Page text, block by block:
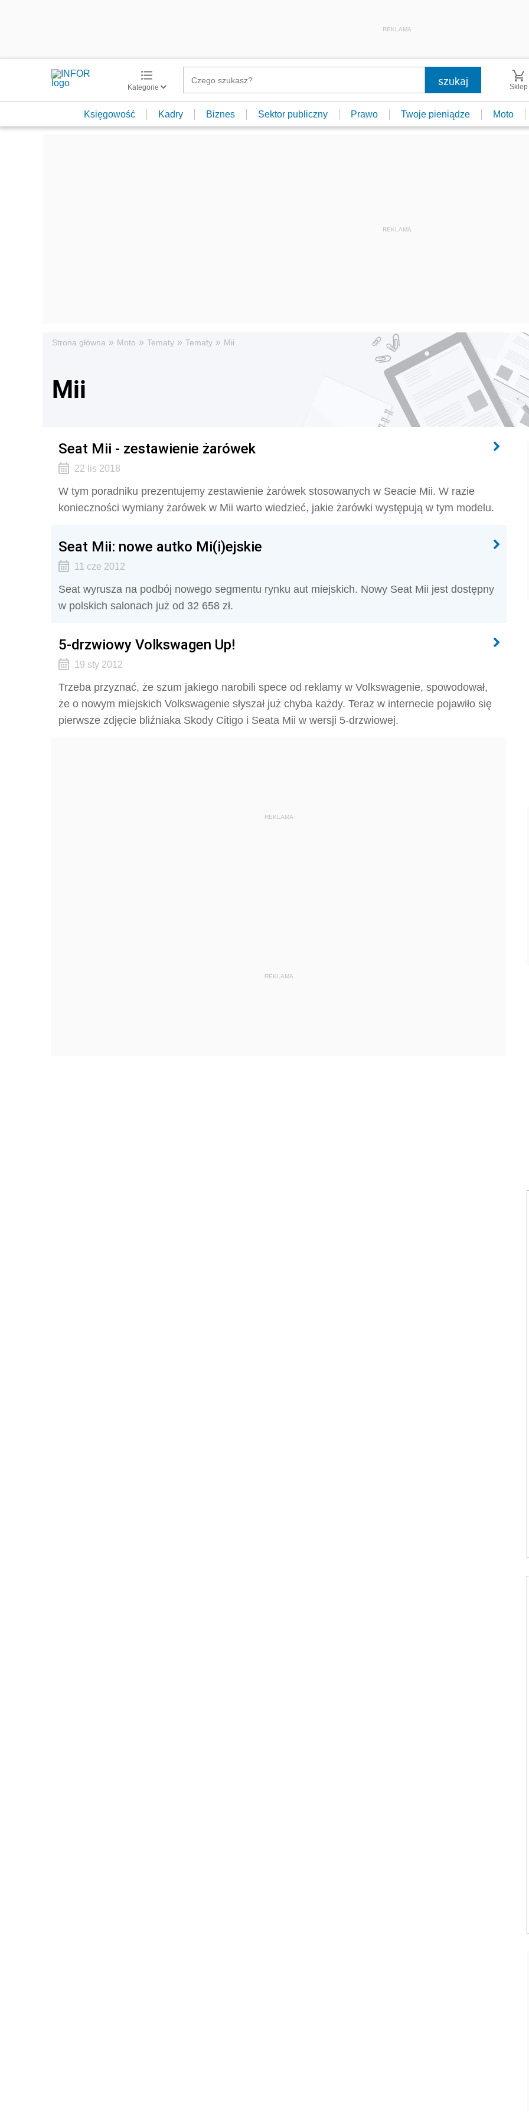
REKLAMA
Kategorie Sklep
Księgowość Kadry Biznes Sektor publiczny Prawo Twoje pieniądze Moto
Strona główna » Moto » Tematy » Tematy » Mii
Mii
Seat Mii - zestawienie żarówek
22 lis 2018
W tym poradniku prezentujemy zestawienie żarówek stosowanych w Seacie Mii. W razie
konieczności wymiany żarówek w Mii warto wiedzieć, jakie żarówki występują w tym modelu.
Seat Mii: nowe autko Mi(i)ejskie
11 cze 2012
Seat wyrusza na podbój nowego segmentu rynku aut miejskich. Nowy Seat Mii jest dostępny
w polskich salonach już od 32 658 zł.
5-drzwiowy Volkswagen Up!
19 sty 2012
Trzeba przyznać, że szum jakiego narobili spece od reklamy w Volkswagenie, spowodował,
że o nowym miejskich Volkswagenie słyszał już chyba każdy. Teraz w internecie pojawiło się
pierwsze zdjęcie bliźniaka Skody Citigo i Seata Mii w wersji 5-drzwiowej.
REKLAMA
REKLAMA